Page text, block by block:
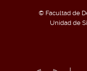
© Facultad de
Unidad de